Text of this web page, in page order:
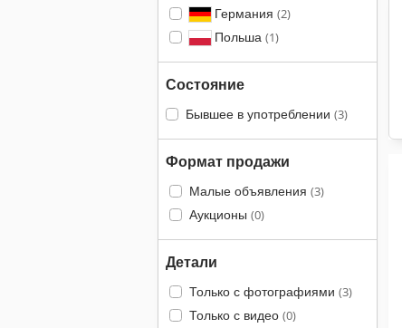
Германия (2)
Польша (1)
Состояние
Бывшее в употреблении (3)
Формат продажи
Малые объявления (3)
Аукционы (0)
Детали
Только с фотографиями (3)
Только с видео (0)